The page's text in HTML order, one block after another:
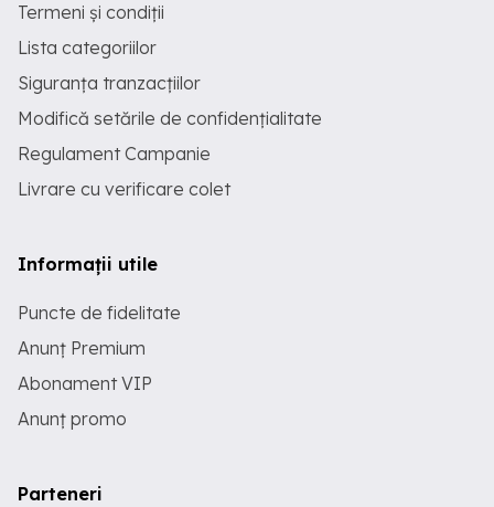
Termeni și condiții
Lista categoriilor
Siguranța tranzacțiilor
Modifică setările de confidențialitate
Regulament Campanie
Livrare cu verificare colet
Informații utile
Puncte de fidelitate
Anunț Premium
Abonament VIP
Anunț promo
Parteneri